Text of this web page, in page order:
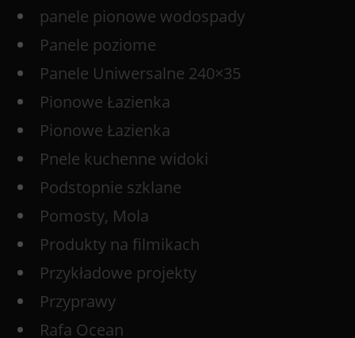
panele pionowe wodospady
Panele poziome
Panele Uniwersalne 240×35
Pionowe Łazienka
Pionowe Łazienka
Pnele kuchenne widoki
Podstopnie szklane
Pomosty, Mola
Produkty na filmikach
Przykładowe projekty
Przyprawy
Rafa Ocean